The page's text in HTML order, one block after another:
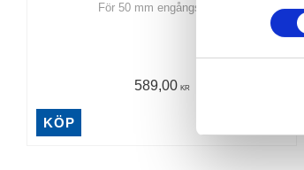
m
s
För 50 mm engångsband
589,00 KR
KÖP